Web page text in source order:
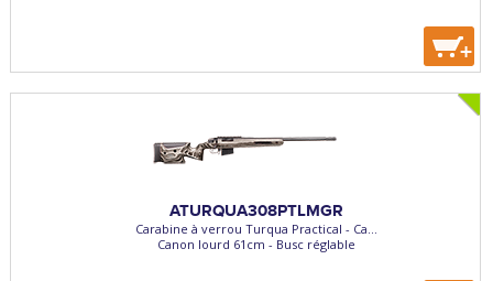
+
ATURQUA308PTLMGR
Carabine à verrou Turqua Practical - Ca...
Canon lourd 61cm - Busc réglable